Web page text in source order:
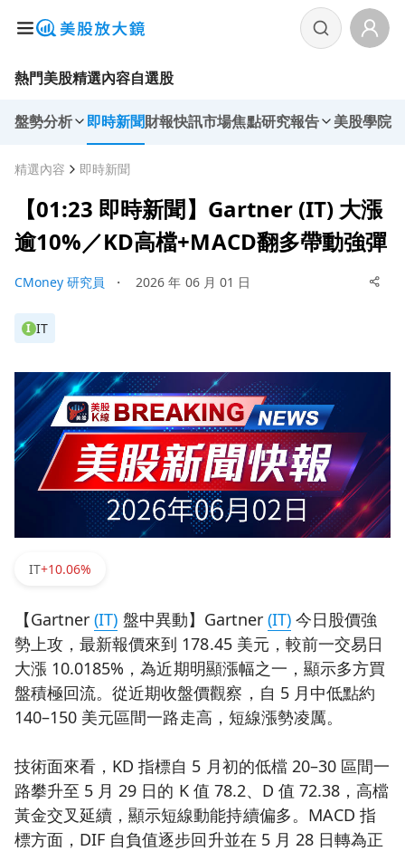
熱門美股精選內容自選股
盤勢分析 即時新聞財報快訊市場焦點研究報告 美股學院
精選內容 即時新聞
【01:23 即時新聞】Gartner (IT) 大漲
逾10%／KD高檔+MACD翻多帶動強彈
CMoney 研究員 ・ 2026 年 06 月 01 日
I IT
IT+10.06%
【Gartner(IT) 盤中異動】Gartner (IT) 今日股價強
勢上攻，最新報價來到 178.45 美元，較前一交易日
大漲 10.0185%，為近期明顯漲幅之一，顯示多方買
盤積極回流。從近期收盤價觀察，自 5 月中低點約
140–150 美元區間一路走高，短線漲勢凌厲。
技術面來看，KD 指標自 5 月初的低檔 20–30 區間一
路攀升至 5 月 29 日的 K 值 78.2、D 值 72.38，高檔
黃金交叉延續，顯示短線動能持續偏多。MACD 指
標方面，DIF 自負值逐步回升並在 5 月 28 日轉為正